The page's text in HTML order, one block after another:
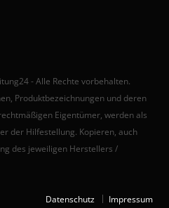
- Alle Rechte vorbehalten.
Produktbezeichnungen und deren
Eigentümer, werden als
der Hilfestellung. Kopieren, auch
des jeweiligen Herstellers /
Datenschutz Impressum